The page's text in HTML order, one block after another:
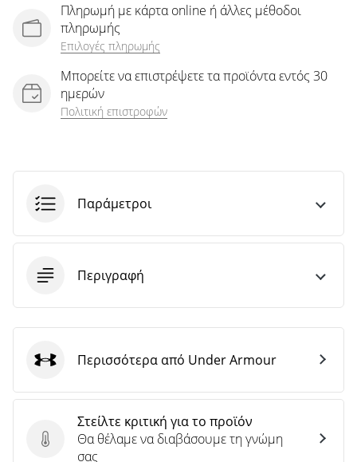
Πληρωμή με κάρτα online ή άλλες μέθοδοι
πληρωμής
Επιλογές πληρωμής
Μπορείτε να επιστρέψετε τα προϊόντα εντός 30
ημερών
Πολιτική επιστροφών
Παράμετροι
Περιγραφή
Στείλτε κριτική για το προϊόν
Στείλτε κριτική για το προϊόν
Θα θέλαμε να διαβάσουμε τη γνώμη
σας
Under Armour
Περισσότερα από Under Armour